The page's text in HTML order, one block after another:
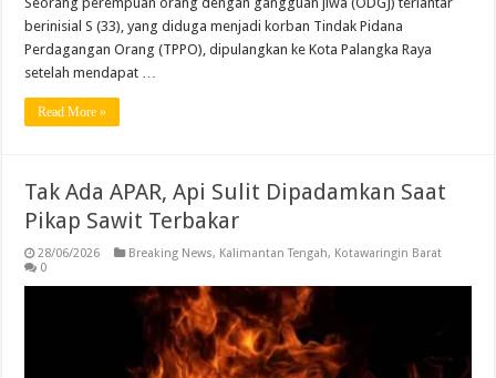
berinisial S (33), yang diduga menjadi korban Tindak Pidana
Perdagangan Orang (TPPO), dipulangkan ke Kota Palangka Raya
setelah mendapat …
Read More »
Tak Ada APAR, Api Sulit Dipadamkan Saat
Pikap Sawit Terbakar
28/06/2026 Breaking News, Kalimantan Tengah, Kotawaringin Barat
0